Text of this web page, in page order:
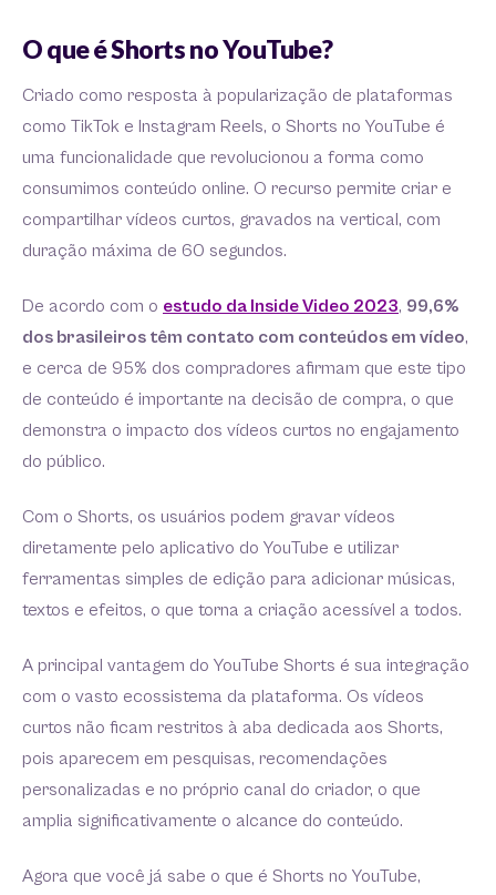
O que é Shorts no YouTube?
Criado como resposta à popularização de plataformas
como TikTok e Instagram Reels, o Shorts no YouTube é
uma funcionalidade que revolucionou a forma como
consumimos conteúdo online. O recurso permite criar e
compartilhar vídeos curtos, gravados na vertical, com
duração máxima de 60 segundos.
De acordo com o estudo da Inside Video 2023, 99,6%
dos brasileiros têm contato com conteúdos em vídeo,
e cerca de 95% dos compradores afirmam que este tipo
de conteúdo é importante na decisão de compra, o que
demonstra o impacto dos vídeos curtos no engajamento
do público.
Com o Shorts, os usuários podem gravar vídeos
diretamente pelo aplicativo do YouTube e utilizar
ferramentas simples de edição para adicionar músicas,
textos e efeitos, o que torna a criação acessível a todos.
A principal vantagem do YouTube Shorts é sua integração
com o vasto ecossistema da plataforma. Os vídeos
curtos não ficam restritos à aba dedicada aos Shorts,
pois aparecem em pesquisas, recomendações
personalizadas e no próprio canal do criador, o que
amplia significativamente o alcance do conteúdo.
Agora que você já sabe o que é Shorts no YouTube,